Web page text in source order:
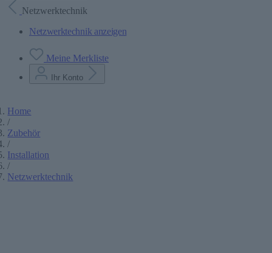
Netzwerktechnik
Netzwerktechnik anzeigen
Meine Merkliste
Ihr Konto
Home
/
Zubehör
/
Installation
/
Netzwerktechnik